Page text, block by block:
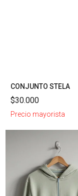
CONJUNTO STELA
$30.000
Precio mayorista